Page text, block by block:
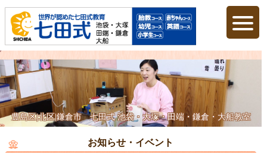
豊島区|北区|鎌倉市 七田式 池袋・大塚・田端・鎌倉・大船教室
お知らせ・イベント